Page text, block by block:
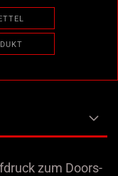
zum Doors-